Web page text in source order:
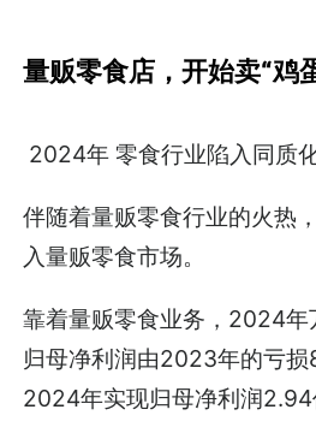
量贩零食店，开始卖“鸡
2024年 零食行业陷入同质化
伴随着量贩零食行业的火热
入量贩零食市场。
靠着量贩零食业务，2024年
归母净利润由2023年的亏
2024年实现归母净利润2.94